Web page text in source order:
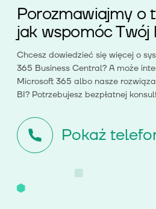
Porozmawiajmy o
jak wspomóc Twój
Chcesz dowiedzieć się więcej o
365 Business Central? A może
Microsoft 365 albo nasze
BI? Potrzebujesz bezpłatnej
Pokaż